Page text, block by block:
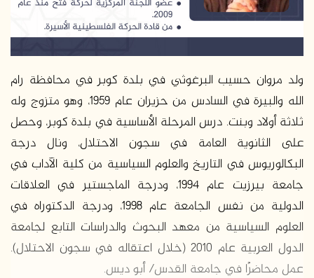
ك
ت
ر
ن
ي
ا
ولد مروان حسيب البرغوثي في بلدة كوبر في محافظة رام
الله والبيرة في السادس من حزيران عام 1959، وهو متزوج وله
ثلاثة أولاد وبنت. درس المرحلة الأساسية في بلدة كوبر، وحصل
على الثانوية العامة في سجون الاحتلال، ونال درجة
البكالوريوس في التاريخ والعلوم السياسية من كلية الآداب في
جامعة بيرزيت عام 1994، ودرجة الماجستير في العلاقات
الدولية من نفس الجامعة عام 1998، ودرجة الدكتوراه في
العلوم السياسية من معهد البحوث والدراسات التابع لجامعة
الدول العربية عام 2010 (خلال اعتقاله في سجون الاحتلال).
عمل محاضرًا في جامعة القدس/ أبو ديس.